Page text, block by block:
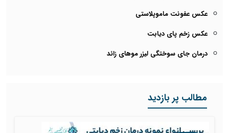
عکس عفونت ماموپلاستی
عکس زخم پای دیابت
درمان جای سوختگی لیزر موهای زائد
مطالب پر بازدید